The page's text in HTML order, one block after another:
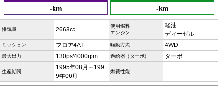
-km -km
排気量 2663cc
使用燃料
エンジン
軽油
ディーゼル
ミッション フロア4AT 駆動方式 4WD
最大出力 130ps/4000rpm 過給器（ターボ） ターボ
生産期間
1995年08月～199
9年06月
燃費性能 -